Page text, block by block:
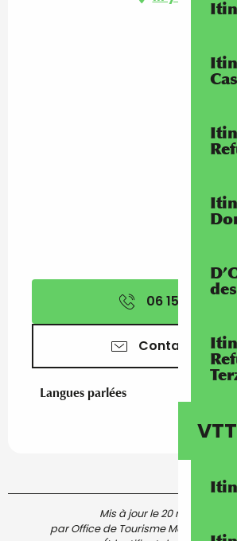
06 15 10 60
Contactez-
Langues parlées
Langues parlées
Mis à jour le 20 mai 2026 à
par Office de Tourisme Menton,